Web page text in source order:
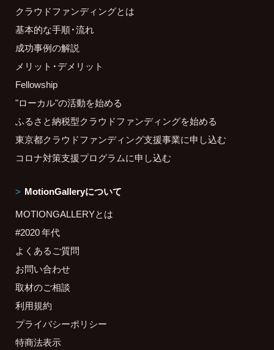
クラウドファンディングとは
基本的な手順・流れ
成功事例の解説
メリット・デメリット
Fellowship
"ローカル"の活動を始める
ふるさと納税型クラウドファンディングを始める
東京都クラウドファンディング支援事業に申し込む
コロナ対策支援プログラムに申し込む
MotionGalleryについて
MOTIONGALLERYとは
#2020 年代
よくあるご質問
お問い合わせ
取材のご相談
利用規約
プライバシーポリシー
特商法表示